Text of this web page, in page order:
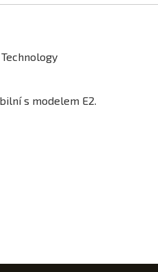
s modelem E2.